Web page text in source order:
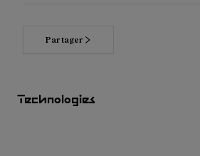
Partager
Technologies